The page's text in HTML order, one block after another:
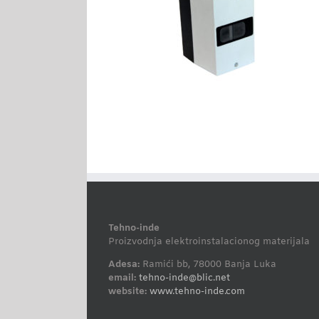
Tehno-inde
Proizvodnja elektroinstalacionog materijala
Adesa: Ramići bb, 78000 Banja Luka
email: tehno-inde@blic.net
website: www.tehno-inde.com